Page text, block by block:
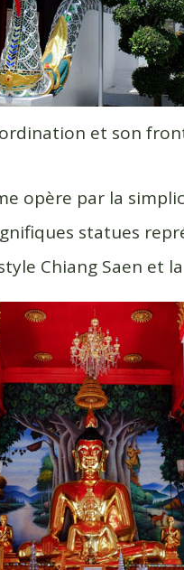
et son
opère par la
statues
Chiang Saen et